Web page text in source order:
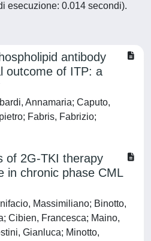
esecuzione: 0.014 secondi).
antibody
outcome of ITP: a
Annamaria; Caputo,
Fabris, Fabrizio;
of 2G-TKI therapy
in chronic phase CML
Massimiliano; Binotto,
Cibien, Francesca; Maino,
Gianluca; Minotto,